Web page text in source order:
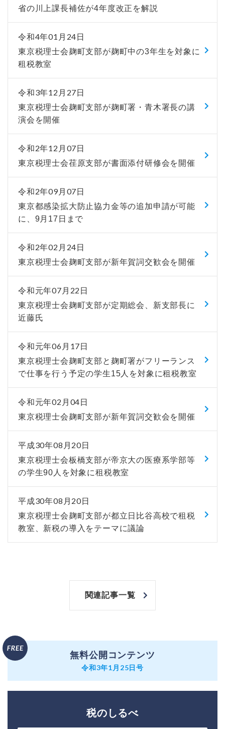
省の川上課長補佐が4年度改正を解説
令和4年01月24日
東京税理士会麹町支部が麹町中の3年生を対象に
租税教室
令和3年12月27日
東京税理士会麹町支部が麹町署・青木署長の講
演会を開催
令和2年12月07日
東京税理士会荏原支部が書面添付研修会を開催
令和2年09月07日
東京都感染拡大防止協力金等の追加申請が可能
に、9月17日まで
令和2年02月24日
東京税理士会麹町支部が新年賀詞交歓会を開催
令和元年07月22日
東京税理士会麹町支部が定期総会、新支部長に
近藤氏
令和元年06月17日
東京税理士会麹町支部と麹町署がフリーランス
で仕事を行う予定の学生15人を対象に租税教室
令和元年02月04日
東京税理士会麹町支部が新年賀詞交歓会を開催
平成30年08月20日
東京税理士会板橋支部が帝京大の医療系学部等
の学生90人を対象に租税教室
平成30年08月20日
東京税理士会麹町支部が都立日比谷高校で租税
教室、新税の導入をテーマに議論
関連記事一覧
無料公開コンテンツ
令和3年1月25日号
税のしるべ